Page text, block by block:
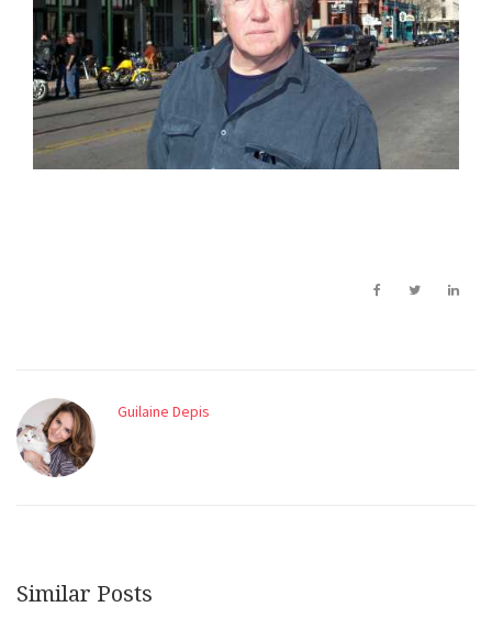
Guilaine Depis
Similar Posts